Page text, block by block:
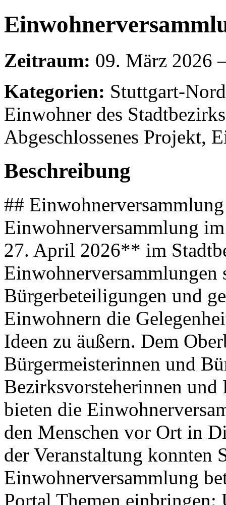
Zeitraum: 09. März 2026
Kategorien: Stuttgart-
Einwohner des
Abgeschlossenes Projekt,
Beschreibung
##
Einwohnerversammlung
27. April 2026** im
Einwohnerversammlungen
Bürgerbeteiligungen und
Einwohnern die
Ideen zu äußern. Dem
Bürgermeisterinnen und
Bezirksvorsteherinnen
bieten die
den Menschen vor Ort in
der Veranstaltung konnten
Einwohnerversammlung
Portal Themen